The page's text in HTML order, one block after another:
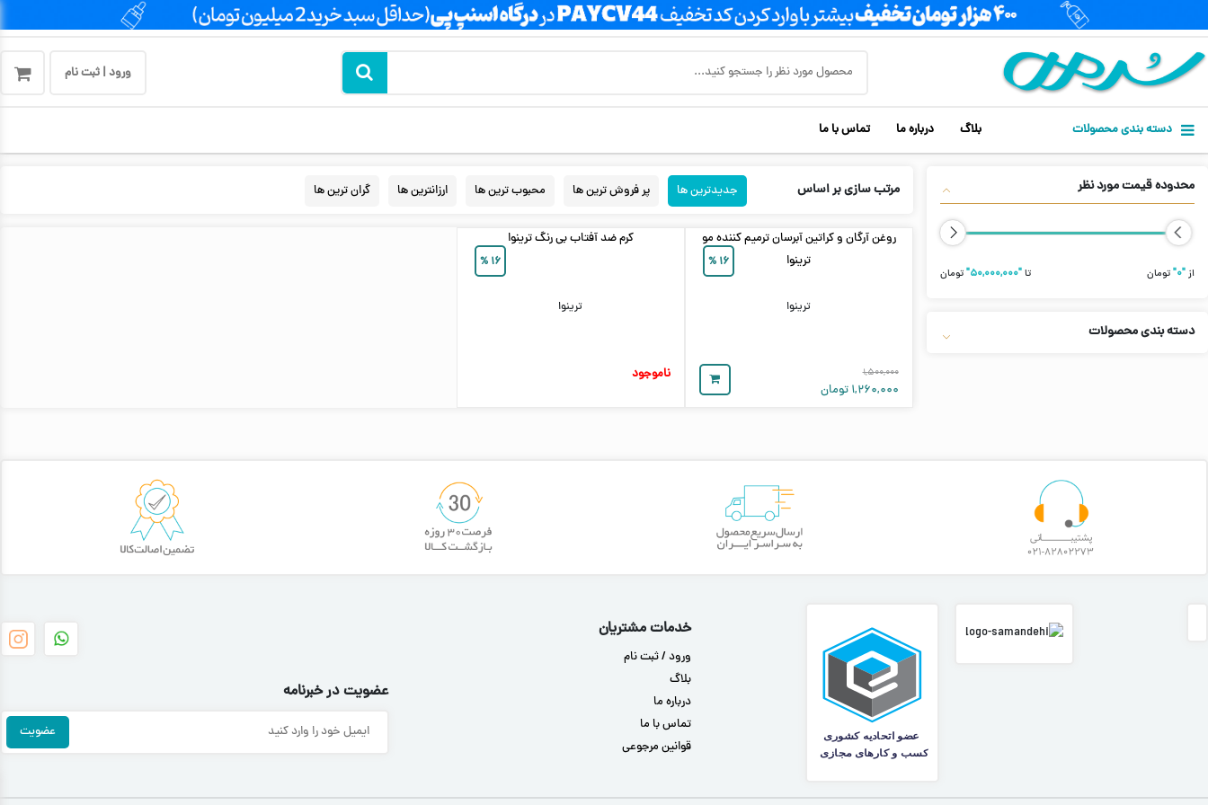
ورود | ثبت نام
دسته بندی محصولات بلاگ درباره ما تماس با ما
محدوده قیمت مورد نظر
از"۰" تومان تا"۵۰,۰۰۰,۰۰۰" تومان
دسته بندی محصولات
مرتب سازی بر اساس جدیدترین ها پر فروش ترین ها محبوب ترین ها ارزانترین ها گران ترین ها
۱۶ %
روغن آرگان و کراتین آبرسان ترمیم کننده مو
ترینوا
ترینوا
۱,۵۰۰,۰۰۰
۱,۲۶۰,۰۰۰ تومان
۱۶ %
کرم ضد آفتاب بی رنگ ترینوا
ترینوا
ناموجود
خدمات مشتریان
ورود / ثبت نام
بلاگ
درباره ما
تماس با ما
قوانین مرجوعی
عضویت در خبرنامه